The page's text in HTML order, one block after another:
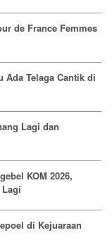
de France Femmes
Ada Telaga Cantik di
Lagi dan
KOM 2026,
di Kejuaraan